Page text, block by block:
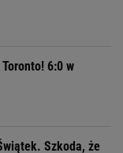
6:0 w
Szkoda, że